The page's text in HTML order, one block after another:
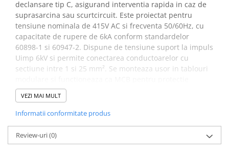
Stabilizatoare de Tensiune
Convertoare de Tensiune
Banda Izolatoare
Panouri Fotovoltaice
Smart Home
Intrerupatoare Smart
Prize Inteligente
Module Smart Home
Camere Supraveghere
declansare tip C, asigurand interventia rapida in caz de
suprasarcina sau scurtcircuit. Este proiectat pentru
tensiune nominala de 415V AC si frecventa 50/60Hz, cu
capacitate de rupere de 6kA conform standardelor
60898-1 si 60947-2. Dispune de tensiune suport la impuls
Uimp 6kV si permite conectarea conductoarelor cu
sectiune intre 1 si 25 mm². Se monteaza usor in tablouri
automata in retele AC.
Specificatii intrerupator
automat ETIMAT P6 3P+N
C63 ETI 001900436:
VEZI MAI MULT
Informatii conformitate produs
Review-uri(0)